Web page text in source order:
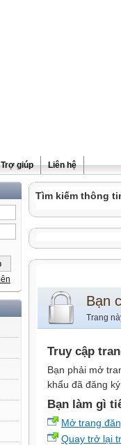
Trợ giúp Liên hệ
Tìm kiếm thông
Bạn
Trang
Truy cập
Bạn phải mở
khẩu đã đăng
Bạn làm gì
Mở trang
Quay trở lại